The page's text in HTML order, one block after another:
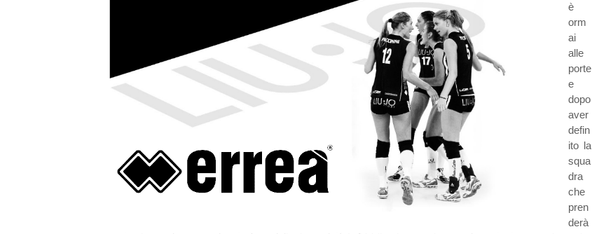
è
orm
ai
alle
porte
e
dopo
aver
defin
ito la
squa
dra
che
pren
derà